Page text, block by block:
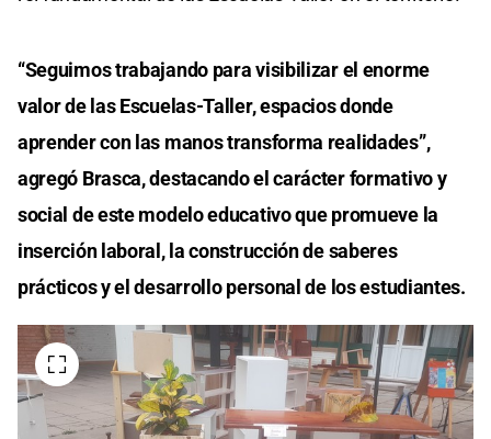
“Seguimos trabajando para visibilizar el enorme
valor de las Escuelas-Taller, espacios donde
aprender con las manos transforma realidades”,
agregó Brasca, destacando el carácter formativo y
social de este modelo educativo que promueve la
inserción laboral, la construcción de saberes
prácticos y el desarrollo personal de los estudiantes.